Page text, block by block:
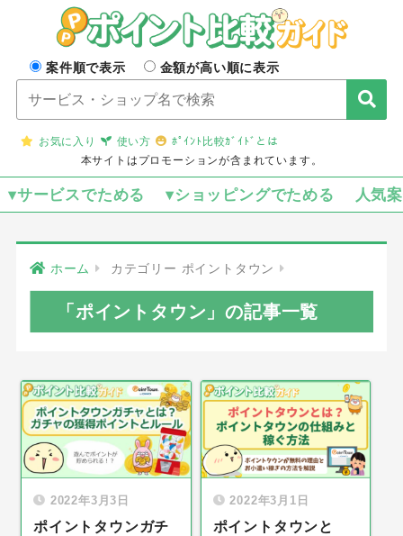
案件順で表示 金額が高い順に表示
お気に入り 使い方
ﾎﾟｲﾝﾄ比較ｶﾞｲﾄﾞとは
本サイトはプロモーションが含まれています。
▾サービスでためる ▾ショッピングでためる 人気
ホーム カテゴリー ポイントタウン
「ポイントタウン」の記事一覧
2022年3月3日
ポイントタウンガチ
2022年3月1日
ポイントタウンと